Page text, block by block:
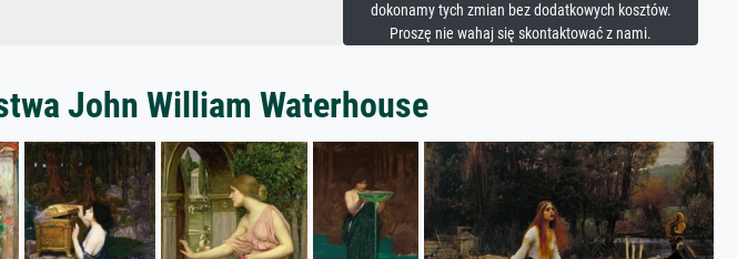
dokonamy tych zmian bez dodatkowych kosztów.
Proszę nie wahaj się skontaktować z nami.
John William Waterhouse